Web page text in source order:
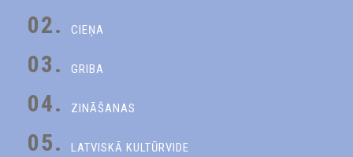
02. CIEŅA
03. GRIBA
04. ZINĀŠANAS
05. LATVISKĀ KULTŪRVIDE